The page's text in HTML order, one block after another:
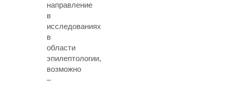
направление
в
исследованиях
в
области
эпилептологии,
возможно
–